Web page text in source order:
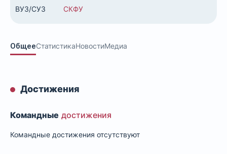
ВУЗ/СУЗ
СКФУ
ОбщееСтатистикаНовостиМедиа
Достижения
Командные достижения
Командные достижения отсутствуют